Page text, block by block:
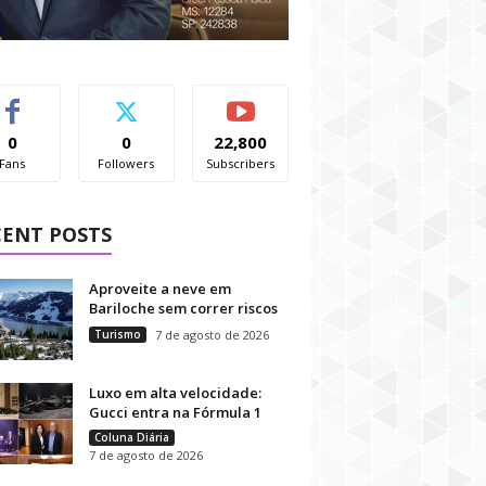
0
Fans
0
Followers
22,800
Subscribers
POSTS
Aproveite a neve em
Bariloche sem correr riscos
Turismo 7 de agosto de 2026
Luxo em alta velocidade:
Gucci entra na Fórmula 1
Coluna Diária
7 de agosto de 2026